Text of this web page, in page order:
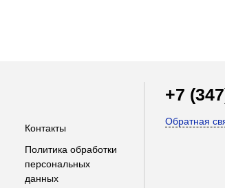
Контакты
Политика обработки
персональных
данных
+7
Обратная